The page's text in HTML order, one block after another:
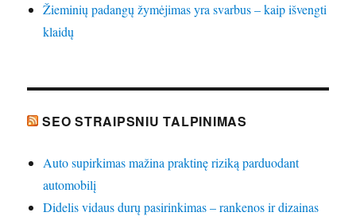
Žieminių padangų žymėjimas yra svarbus – kaip išvengti
klaidų
SEO STRAIPSNIU TALPINIMAS
Auto supirkimas mažina praktinę riziką parduodant
automobilį
Didelis vidaus durų pasirinkimas – rankenos ir dizainas